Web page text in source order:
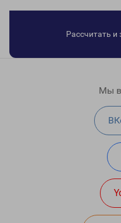
Рассчитать и
Мы в